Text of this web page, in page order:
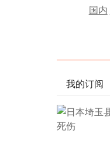
国内
我的订阅